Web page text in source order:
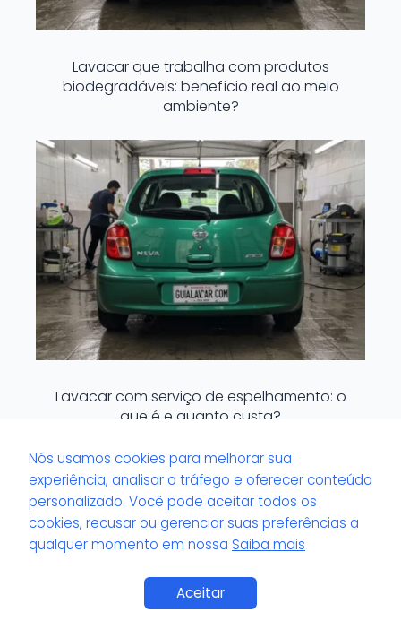
Lavacar que trabalha com produtos
biodegradáveis: benefício real ao meio
ambiente?
Lavacar com serviço de espelhamento: o
que é e quanto custa?
Nós usamos cookies para melhorar sua
experiência, analisar o tráfego e oferecer conteúdo
personalizado. Você pode aceitar todos os
cookies, recusar ou gerenciar suas preferências a
qualquer momento em nossa Saiba mais
AceitarSaiba Mais